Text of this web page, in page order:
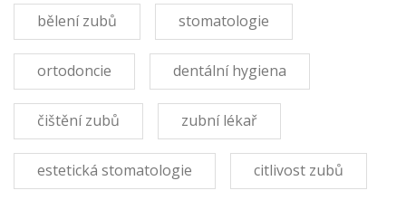
bělení zubů stomatologie
ortodoncie dentální hygiena
čištění zubů zubní lékař
estetická stomatologie citlivost zubů